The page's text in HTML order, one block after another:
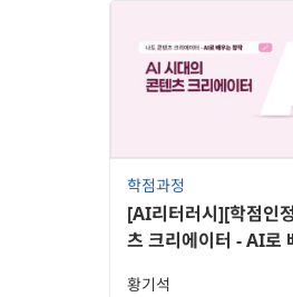
학점과정
[AI리터러시][학점인
츠 크리에이터 - AI로
황기석